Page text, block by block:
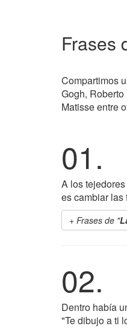
Frases
Compartimos
Gogh,
Matisse entre
01.
A los
es cambiar las
Frases de "
02.
Dentro había
"Te dibujo a ti